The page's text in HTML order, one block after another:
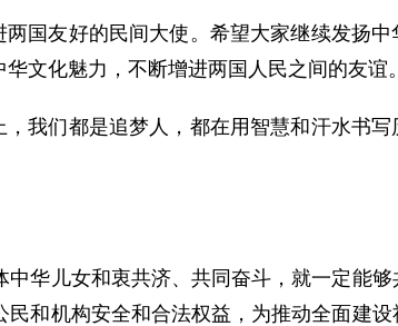
国友好的民间大使。希望大家继续发扬中
文化魅力，不断增进两国人民之间的友谊。
我们都是追梦人，都在用智慧和汗水书写
华儿女和衷共济、共同奋斗，就一定能
和机构安全和合法权益，为推动全面建